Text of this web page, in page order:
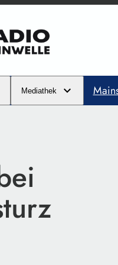
Mediathek